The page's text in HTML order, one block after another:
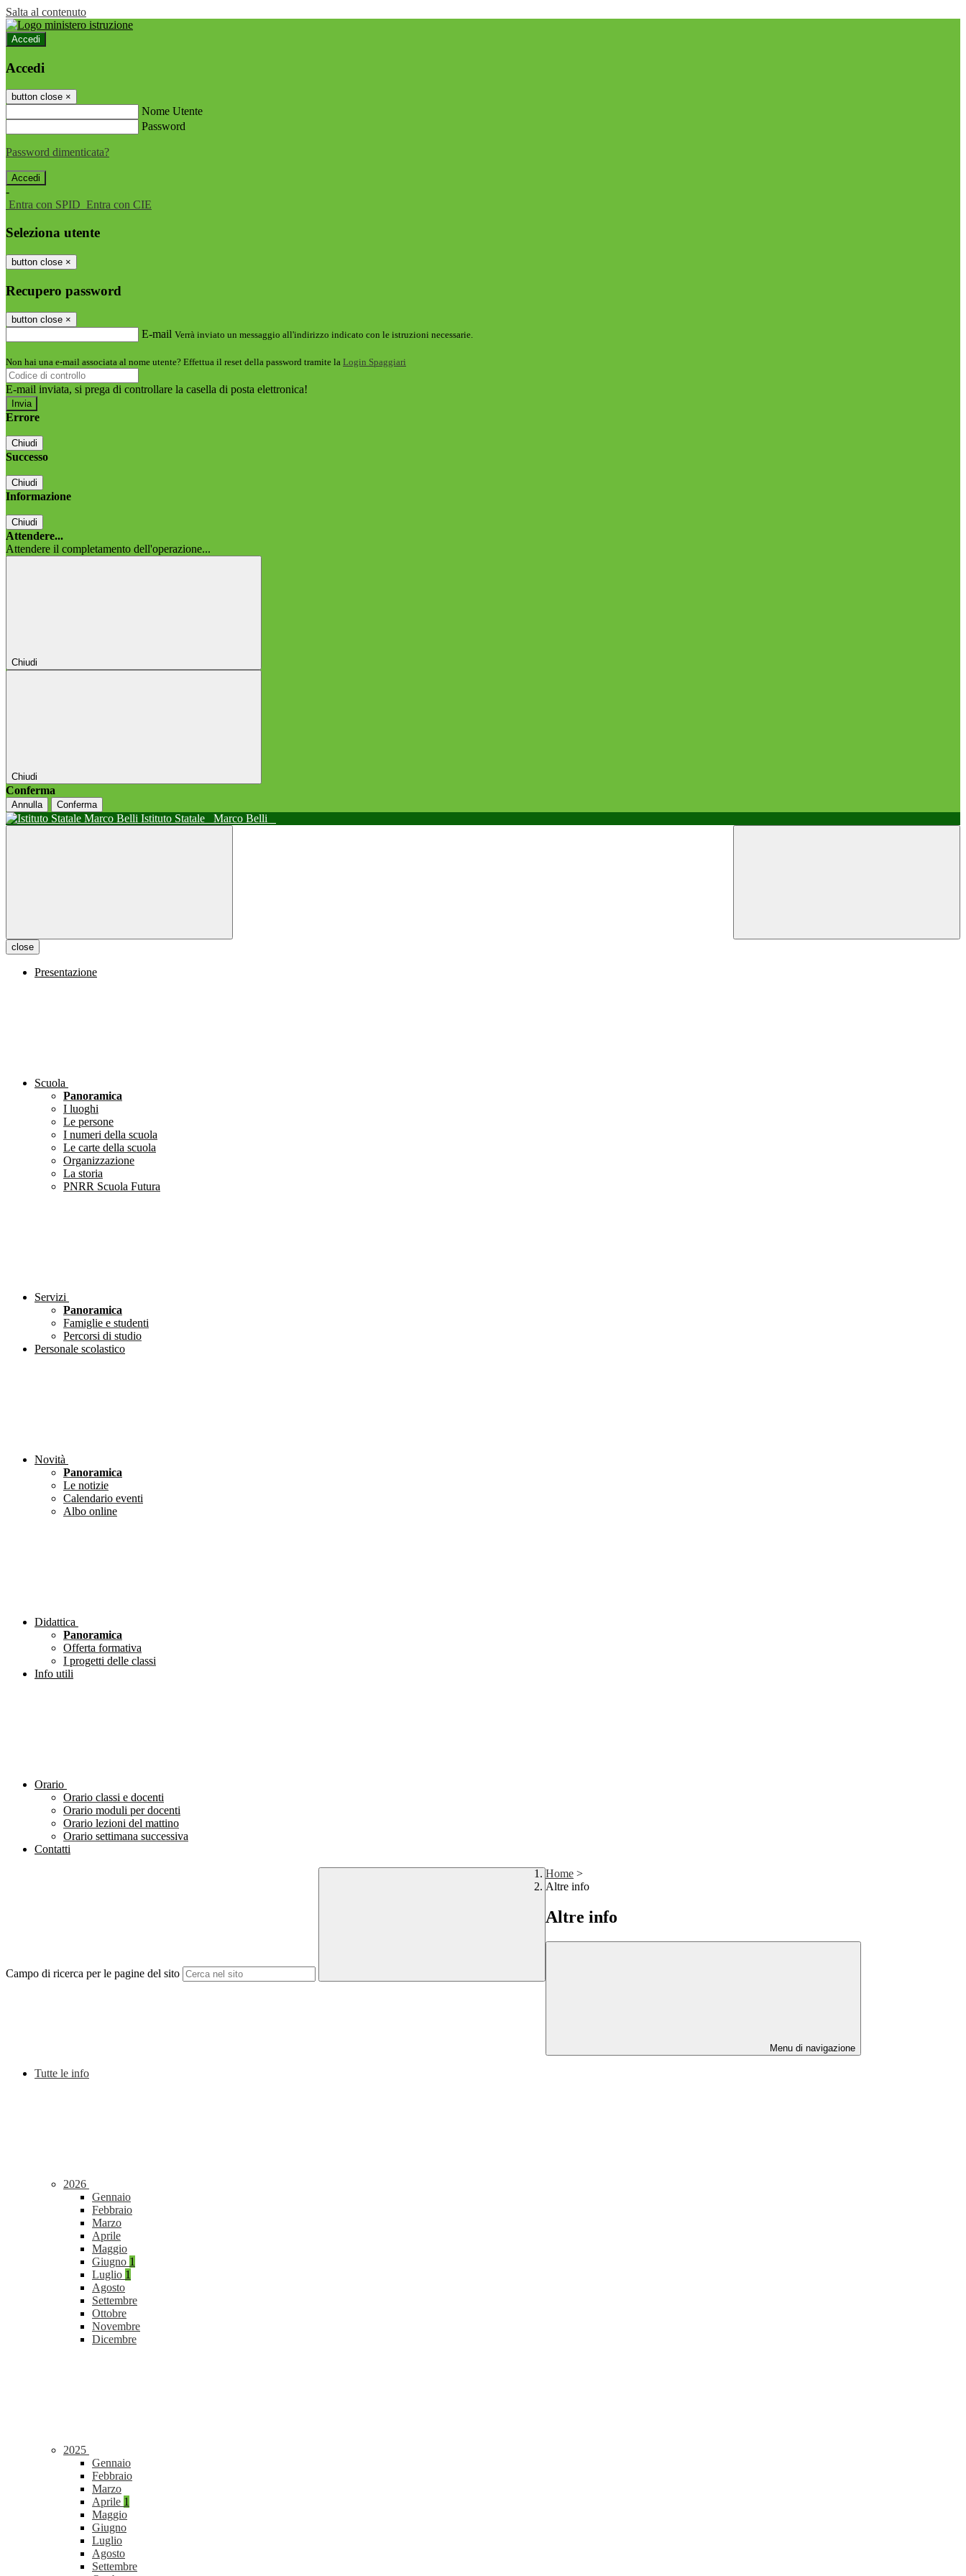
Salta al contenuto
Accedi
Accedi
button close ×
Nome Utente
Password
Password dimenticata?
-
Entra con SPID Entra con CIE
Seleziona utente
button close ×
Recupero password
button close ×
E-mail Verrà inviato un messaggio all'indirizzo indicato con le istruzioni necessarie.
Non hai una e-mail associata al nome utente? Effettua il reset della password tramite la Login Spaggiari
E-mail inviata, si prega di controllare la casella di posta elettronica!
Errore
Chiudi
Successo
Chiudi
Informazione
Chiudi
Attendere...
Attendere il completamento dell'operazione...
Chiudi
Chiudi
Conferma
Annulla Conferma
Istituto Statale Marco Belli
close
Presentazione
Scuola
Panoramica
I luoghi
Le persone
I numeri della scuola
Le carte della scuola
Organizzazione
La storia
PNRR Scuola Futura
Servizi
Panoramica
Famiglie e studenti
Percorsi di studio
Personale scolastico
Novità
Panoramica
Le notizie
Calendario eventi
Albo online
Didattica
Panoramica
Offerta formativa
I progetti delle classi
Info utili
Orario
Orario classi e docenti
Orario moduli per docenti
Orario lezioni del mattino
Orario settimana successiva
Contatti
Campo di ricerca per le pagine del sito
Home >
Altre info
Altre info
Menu di navigazione
Tutte le info
2026
Gennaio
Febbraio
Marzo
Aprile
Maggio
Giugno 1
Luglio 1
Agosto
Settembre
Ottobre
Novembre
Dicembre
2025
Gennaio
Febbraio
Marzo
Aprile 1
Maggio
Giugno
Luglio
Agosto
Settembre